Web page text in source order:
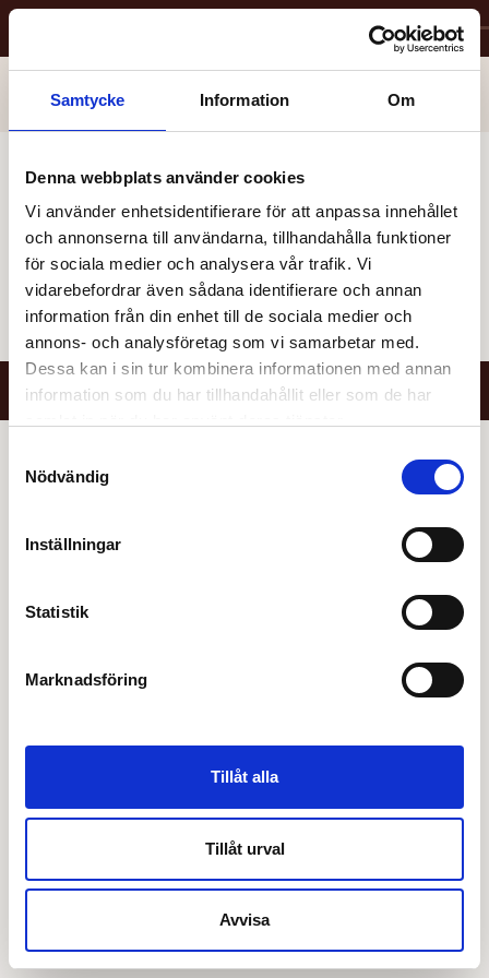
Samtycke Information Om
Denna webbplats använder cookies
Vi använder enhetsidentifierare för att anpassa innehållet
och annonserna till användarna, tillhandahålla funktioner
för sociala medier och analysera vår trafik. Vi
vidarebefordrar även sådana identifierare och annan
information från din enhet till de sociala medier och
annons- och analysföretag som vi samarbetar med.
Dessa kan i sin tur kombinera informationen med annan
information som du har tillhandahållit eller som de har
Nödvändig
Inställningar
Statistik
Marknadsföring
Tillåt alla
Tillåt urval
Avvisa
SALONG
Sön. 23.08.2026 20:00 EN TAL| EN TEXT
SALONG 4
BIODUK
1
2
3
4 5
1 2
3 4
5 6
7 8
9 10
11 12
13 14
15 16
17
18 19
Ditt val
Upptagen
Dine-in
Rullstol
Soffa
Platskategori A
Platskategori B
Platskategori C
ATT BETALA:0,00kr